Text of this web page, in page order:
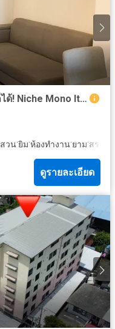
ขายพร้อมผู้เช่า หรือเตรียมเข้าอยู่ก็ได้! Niche Mono Itsaraphap เดิน 5 นาที ถึง MRT อิสรภาพ คอนโดบน ถนน อิสรภาพ ห้องขนาด 33.44 ตร.ม. ชั้น 7
สวน·ยิม·ห้องทำงาน·ยาม·สระว่
ดูรายละเอียด